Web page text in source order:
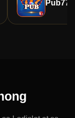
Pub777